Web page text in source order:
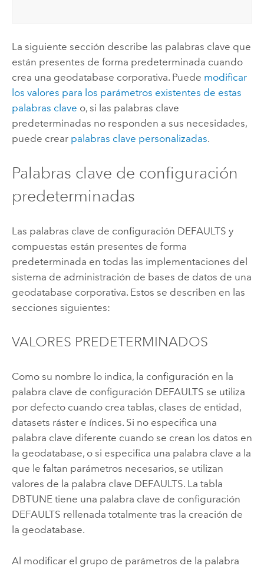
La siguiente sección describe las palabras clave que
están presentes de forma predeterminada cuando
crea una geodatabase corporativa. Puede modificar
los valores para los parámetros existentes de estas
palabras clave o, si las palabras clave
predeterminadas no responden a sus necesidades,
puede crear palabras clave personalizadas.
Palabras clave de configuración
predeterminadas
Las palabras clave de configuración DEFAULTS y
compuestas están presentes de forma
predeterminada en todas las implementaciones del
sistema de administración de bases de datos de una
geodatabase corporativa. Estos se describen en las
secciones siguientes:
VALORES PREDETERMINADOS
Como su nombre lo indica, la configuración en la
palabra clave de configuración DEFAULTS se utiliza
por defecto cuando crea tablas, clases de entidad,
datasets ráster e índices. Si no especifica una
palabra clave diferente cuando se crean los datos en
la geodatabase, o si especifica una palabra clave a la
que le faltan parámetros necesarios, se utilizan
valores de la palabra clave DEFAULTS. La tabla
DBTUNE tiene una palabra clave de configuración
DEFAULTS rellenada totalmente tras la creación de
la geodatabase.
Al modificar el grupo de parámetros de la palabra